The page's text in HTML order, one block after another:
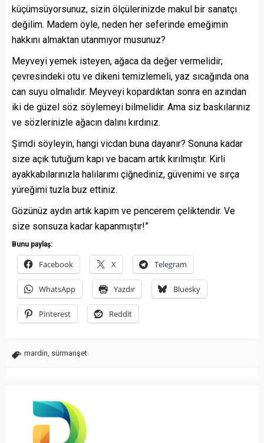
küçümsüyorsunuz, sizin ölçülerinizde makul bir sanatçı
değilim. Madem öyle, neden her seferinde emeğimin
hakkını almaktan utanmıyor musunuz?
Meyveyi yemek isteyen, ağaca da değer vermelidir;
çevresindeki otu ve dikeni temizlemeli, yaz sıcağında ona
can suyu olmalıdır. Meyveyi kopardıktan sonra en azından
iki de güzel söz söylemeyi bilmelidir. Ama siz baskılarınız
ve sözlerinizle ağacın dalını kırdınız.
Şimdi söyleyin, hangi vicdan buna dayanır? Sonuna kadar
size açık tutuğum kapı ve bacam artık kırılmıştır. Kirli
ayakkabılarınızla halılarımı çiğnediniz, güvenimi ve sırça
yüreğimi tuzla buz ettiniz.
Gözünüz aydın artık kapım ve pencerem çeliktendir. Ve
size sonsuza kadar kapanmıştır!”
Bunu paylaş:
Facebook X Telegram
WhatsApp Yazdır Bluesky
Pinterest Reddit
mardin sürmanşet